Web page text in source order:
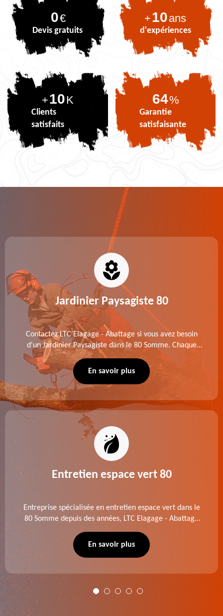
0€
Devis gratuits
+10ans
d'expériences
+10K
Clients
satisfaits
77%
Garantie
satisfaisante
Jardinier Paysagiste 80
Contactez LTC Elagage - Abattage si vous avez besoin
d'un Jardinier Paysagiste dans le 80 Somme. Chaque
intervention est exécutée selon les normes en vigueur.
Découvrez un extérieur exceptionnel grâce à notre
En savoir plus
Entretien espace vert 80
Entreprise spécialisée en entretien espace vert dans le
80 Somme depuis des années, LTC Elagage - Abattage
de dessouchage et autre. Devis offert.
En savoir plus